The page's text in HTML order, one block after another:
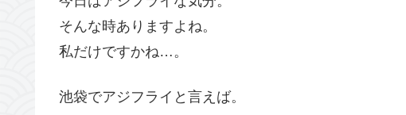
そんな時ありますよね。
私だけですかね…。
池袋でアジフライと言えば。